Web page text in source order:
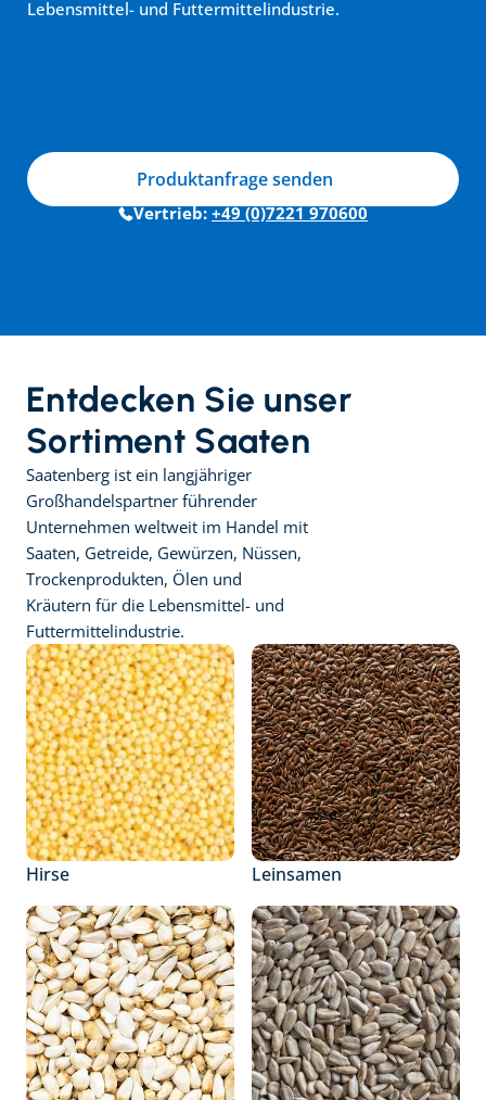
Lebensmittel- und Futtermittelindustrie.
Vertrieb: +49 (0)7221 970600
Produktanfrage senden
Entdecken Sie unser
Sortiment Saaten
Saatenberg ist ein langjähriger
Großhandelspartner führender
Unternehmen weltweit im Handel mit
Saaten, Getreide, Gewürzen, Nüssen,
Trockenprodukten, Ölen und
Kräutern für die Lebensmittel- und
Futtermittelindustrie.
Hirse Leinsamen